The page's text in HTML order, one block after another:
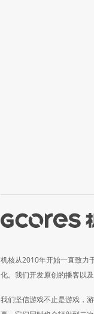
机核从2010年开始一直致力
化。我们开发原创的播客以
我们坚信游戏不止是游戏，